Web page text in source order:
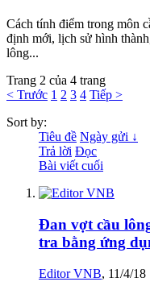
Cách tính điểm trong môn
định mới, lịch sử hình
lông...
Trang 2 của 4 trang
< Trước 1 2 3 4 Tiếp >
Sort by:
Tiêu đề Ngày gửi ↓
Trả lời Đọc
Bài viết cuối
Đan vợt cầu
tra bằng ứng
Editor VNB, 11/4/18